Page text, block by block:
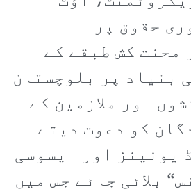
حقوق پر
محنت کش طبقے کے
بنیاد پر بلوچستان
اور ملازمین کے
کو دعوت دیتے
یونینز اور ایسوسی
بلائی جائے جس میں